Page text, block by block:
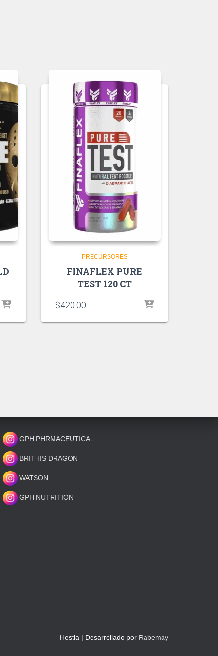
PRECURSORES
FINAFLEX PURE
TEST 120 CT
$420.00
GPH PHRMACEUTICAL
BRITHIS DRAGON
WATSON
GPH NUTRITION
Hestia | Desarrollado por Rabemay